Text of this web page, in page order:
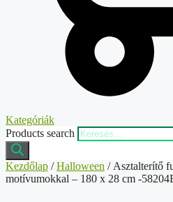
Kategóriák
Products search
Kezdőlap /Halloween / Asztalterítő
motívumokkal – 180 x 28 cm -